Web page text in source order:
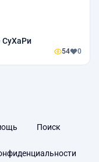
СуХаРи
54 0
Поиск